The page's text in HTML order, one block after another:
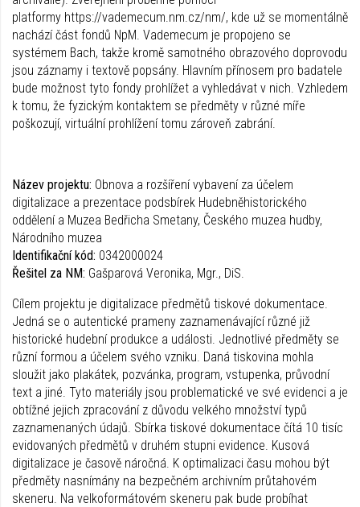
platformy https://vademecum.nm.cz/nm/, kde už se momentálně
nachází část fondů NpM. Vademecum je propojeno se
systémem Bach, takže kromě samotného obrazového doprovodu
jsou záznamy i textově popsány. Hlavním přínosem pro badatele
bude možnost tyto fondy prohlížet a vyhledávat v nich. Vzhledem
k tomu, že fyzickým kontaktem se předměty v různé míře
poškozují, virtuální prohlížení tomu zároveň zabrání.
Název projektu: Obnova a rozšíření vybavení za účelem
digitalizace a prezentace podsbírek Hudebněhistorického
oddělení a Muzea Bedřicha Smetany, Českého muzea hudby,
Národního muzea
Identifikační kód: 0342000024
Řešitel za NM: Gašparová Veronika, Mgr., DiS.
Cílem projektu je digitalizace předmětů tiskové dokumentace.
Jedná se o autentické prameny zaznamenávající různé již
historické hudební produkce a události. Jednotlivé předměty se
různí formou a účelem svého vzniku. Daná tiskovina mohla
sloužit jako plakátek, pozvánka, program, vstupenka, průvodní
text a jiné. Tyto materiály jsou problematické ve své evidenci a je
obtížné jejich zpracování z důvodu velkého množství typů
zaznamenaných údajů. Sbírka tiskové dokumentace čítá 10 tisíc
evidovaných předmětů v druhém stupni evidence. Kusová
digitalizace je časově náročná. K optimalizaci času mohou být
předměty nasnímány na bezpečném archivním průtahovém
skeneru. Na velkoformátovém skeneru pak bude probíhat